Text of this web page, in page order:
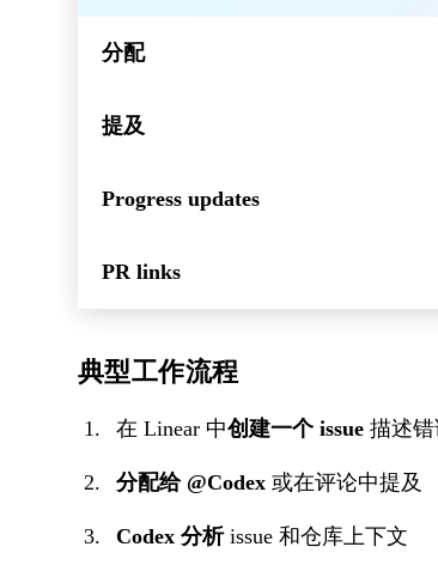
分配
提及
Progress updates
PR links
典型工作流程
在 Linear 中创建一个 issue 描述
分配给 @Codex 或在评论中提及
Codex 分析issue 和仓库上下文